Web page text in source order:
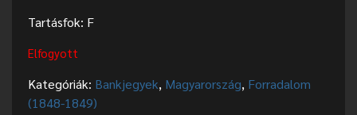
Tartásfok: F
Elfogyott
Kategóriák: Bankjegyek, Magyarország, Forradalom
(1848-1849)